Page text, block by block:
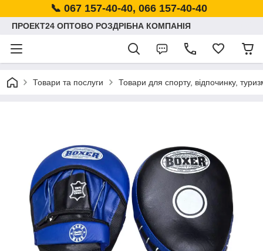
📞 067 157-40-40, 066 157-40-40
ПРОЕКТ24 ОПТОВО РОЗДРІБНА КОМПАНІЯ
Товари та послуги Товари для спорту, відпочинку,